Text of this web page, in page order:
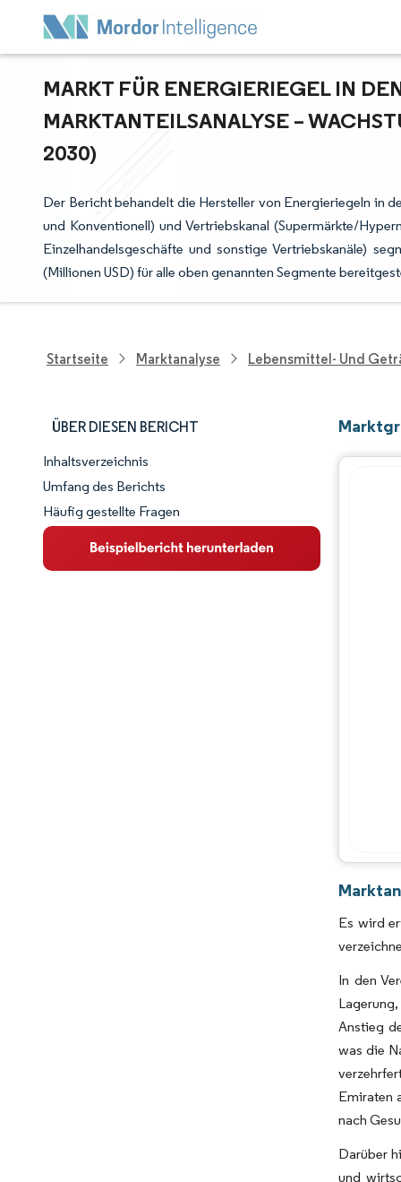
MARKT FÜR ENERGIERIEGEL IN DEN
ARKTANTEILSANALYSE –
030)
Der Bericht behandelt die Hersteller von Energieriegeln in
und Konventionell) und Vertriebskanal (Supermärkte/
Einzelhandelsgeschäfte und sonstige Vertriebskanäle)
(Millionen USD) für alle oben genannten Segmente
Startseite Marktanalyse Lebensmittel- Und
ÜBER DIESEN BERICHT
Marktschnappschuss
Marktübersicht
Wichtige Markttrends
Inhaltsverzeichnis
Umfang des Berichts
Häufig gestellte Fragen
Es wird
In den
Anstieg
was die
Emiraten
nach
Darüber
und